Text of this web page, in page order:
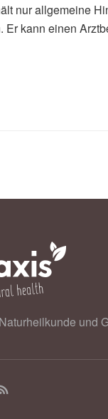
Stindt
Hive: Strawberry
Controlled
nur allgemeine
Er kann einen
und